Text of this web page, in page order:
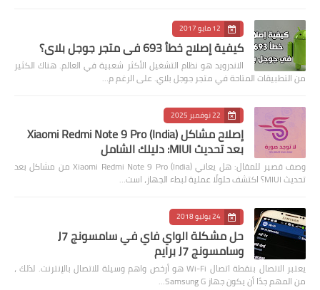
12 مايو 2017
كيفية إصلاح خطأ 693 في متجر جوجل بلاي؟
الاندرويد هو نظام التشغيل الأكثر شعبية في العالم. هناك الكثير
من التطبيقات المتاحة في متجر جوجل بلاي. على الرغم م…
22 نوفمبر 2025
إصلاح مشاكل Xiaomi Redmi Note 9 Pro (India)
بعد تحديث MIUI: دليلك الشامل
وصف قصير للمقال: هل يعاني Xiaomi Redmi Note 9 Pro (India) من مشاكل بعد
تحديث MIUI؟ اكتشف حلولًا عملية لبطء الجهاز، است…
24 يوليو 2018
حل مشكلة الواي فاي في سامسونج J7
وسامسونج J7 برايم
يعتبر الاتصال بنقطة اتصال Wi-Fi هو أرخص واهم وسيلة للاتصال بالإنترنت. لذلك ،
من المهم جدًا أن يكون جهاز Samsung G…